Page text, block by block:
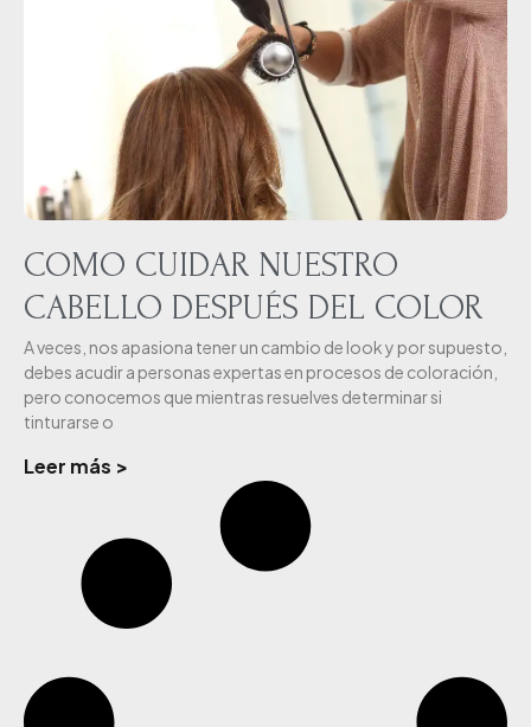
COMO CUIDAR NUESTRO
CABELLO DESPUÉS DEL COLOR
A veces, nos apasiona tener un cambio de look y por supuesto,
debes acudir a personas expertas en procesos de coloración,
pero conocemos que mientras resuelves determinar si
tinturarse o
Leer más >